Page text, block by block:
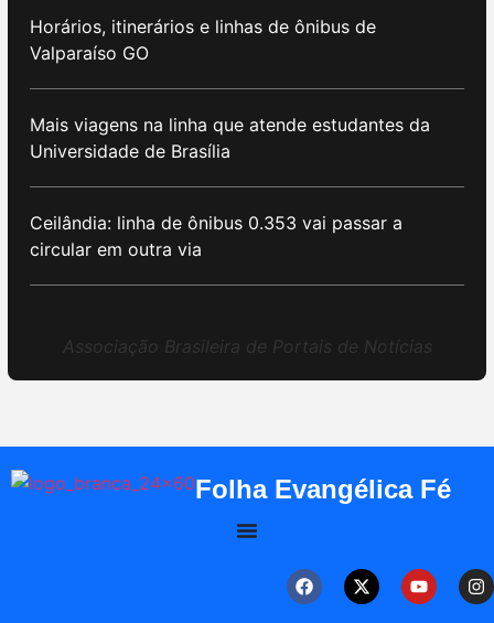
Horários, itinerários e linhas de ônibus de
Valparaíso GO
Mais viagens na linha que atende estudantes da
Universidade de Brasília
Ceilândia: linha de ônibus 0.353 vai passar a
circular em outra via
Associação Brasileira de Portais de Notícias
Folha Evangélica Fé